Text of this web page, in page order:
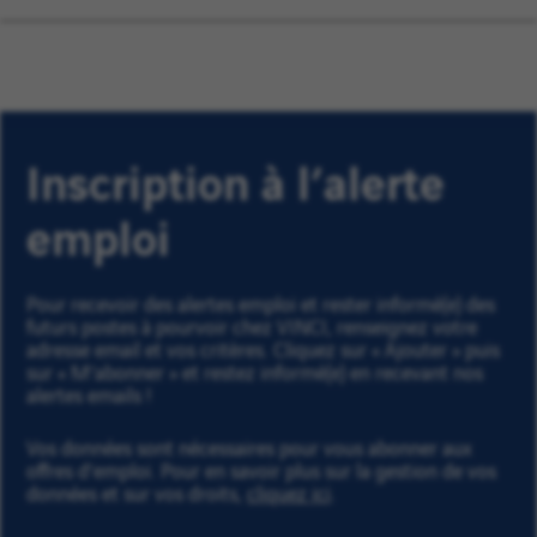
Inscription à l’alerte
emploi
Pour recevoir des alertes emploi et rester informé(e) des
futurs postes à pourvoir chez VINCI, renseignez votre
adresse email et vos critères. Cliquez sur « Ajouter » puis
sur « M'abonner » et restez informé(e) en recevant nos
alertes emails !
Vos données sont nécessaires pour vous abonner aux
offres d’emploi. Pour en savoir plus sur la gestion de vos
données et sur vos droits, cliquez ici